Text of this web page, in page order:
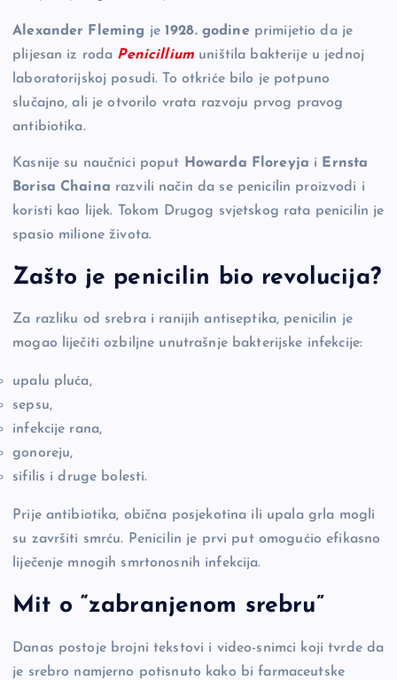
Alexander Fleming je1928. godineprimijetio da je
plijesan iz roda Penicillium uništila bakterije u jednoj
laboratorijskoj posudi. To otkriće bilo je potpuno
slučajno, ali je otvorilo vrata razvoju prvog pravog
antibiotika.
Kasnije su naučnici poput Howarda Floreyja i
Ernsta
Borisa Chaina razvili način da se penicilin proizvodi i
koristi kao lijek. Tokom Drugog svjetskog rata penicilin je
spasio milione života.
Zašto je penicilin bio revolucija?
Za razliku od srebra i ranijih antiseptika, penicilin je
mogao liječiti ozbiljne unutrašnje bakterijske infekcije:
upalu pluća,
sepsu,
infekcije rana,
gonoreju,
sifilis i druge bolesti.
Prije antibiotika, obična posjekotina ili upala grla mogli
su završiti smrću. Penicilin je prvi put omogućio efikasno
liječenje mnogih smrtonosnih infekcija.
Mit o “zabranjenom srebru”
Danas postoje brojni tekstovi i video-snimci koji tvrde da
je srebro namjerno potisnuto kako bi farmaceutske